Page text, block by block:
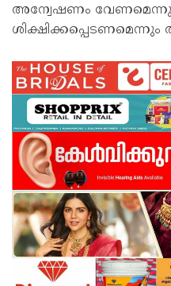
അന്വേഷണം